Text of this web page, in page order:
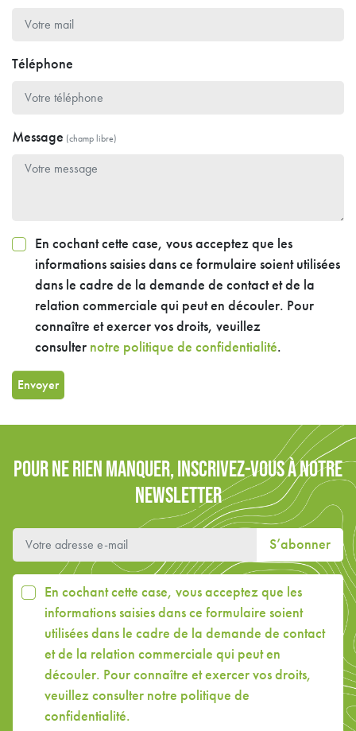
Téléphone
Message (champ libre)
En cochant cette case, vous acceptez que les
informations saisies dans ce formulaire soient utilisées
dans le cadre de la demande de contact et de la
relation commerciale qui peut en découler. Pour
connaître et exercer vos droits, veuillez
consulter notre politique de confidentialité.
Envoyer
POUR NE RIEN MANQUER, INSCRIVEZ-VOUS À NOTRE
NEWSLETTER
S’abonner
En cochant cette case, vous acceptez que les
informations saisies dans ce formulaire soient
utilisées dans le cadre de la demande de contact
et de la relation commerciale qui peut en
découler. Pour connaître et exercer vos droits,
veuillez consulter notre politique de
confidentialité.